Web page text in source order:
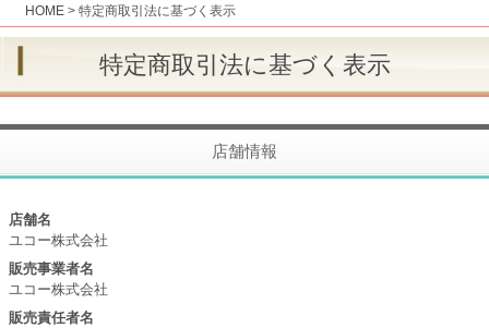
HOME 特定商取引法に基づく表示
特定商取引法に基づく表示
店舗情報
店舗名
ユコー株式会社
販売事業者名
ユコー株式会社
販売責任者名